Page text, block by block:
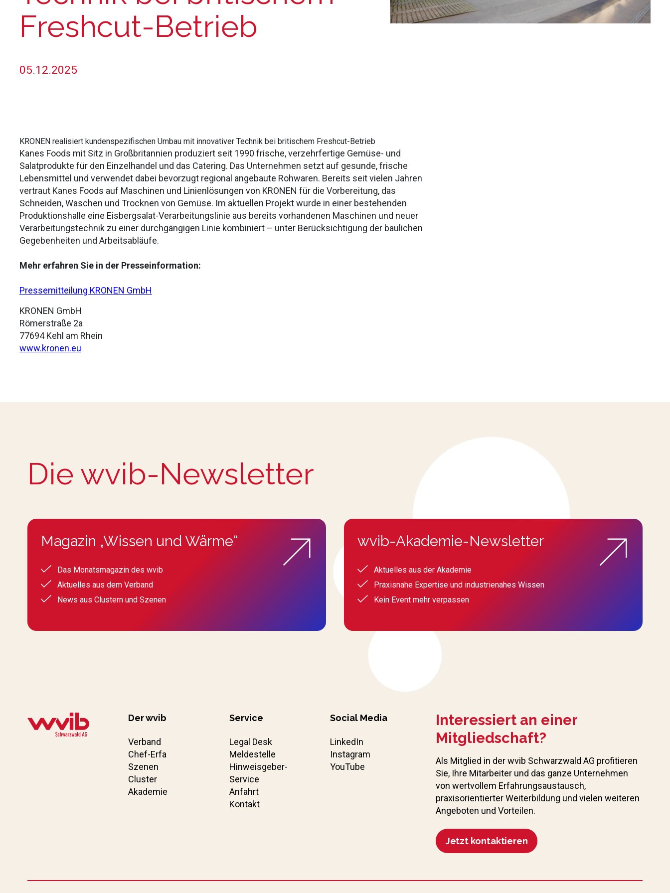
Freshcut-Betrieb
05.12.2025
KRONEN realisiert kundenspezifischen Umbau mit innovativer Technik bei britischem Freshcut-Betrieb
Kanes Foods mit Sitz in Großbritannien produziert seit 1990 frische, verzehrfertige Gemüse- und
Salatprodukte für den Einzelhandel und das Catering. Das Unternehmen setzt auf gesunde, frische
Lebensmittel und verwendet dabei bevorzugt regional angebaute Rohwaren. Bereits seit vielen Jahren
vertraut Kanes Foods auf Maschinen und Linienlösungen von KRONEN für die Vorbereitung, das
Schneiden, Waschen und Trocknen von Gemüse. Im aktuellen Projekt wurde in einer bestehenden
Produktionshalle eine Eisbergsalat-Verarbeitungslinie aus bereits vorhandenen Maschinen und neuer
Verarbeitungstechnik zu einer durchgängigen Linie kombiniert – unter Berücksichtigung der baulichen
Gegebenheiten und Arbeitsabläufe.
Mehr erfahren Sie in der Presseinformation:
Pressemitteilung KRONEN GmbH
KRONEN GmbH
Römerstraße 2a
77694 Kehl am Rhein
www.kronen.eu
Die wvib-Newsletter
Magazin „Wissen und Wärme“
Das Monatsmagazin des wvib
Aktuelles aus dem Verband
News aus Clustern und Szenen
wvib-Akademie-Newsletter
Aktuelles aus der Akademie
Praxisnahe Expertise und industrienahes Wissen
Kein Event mehr verpassen
Der wvib
Verband
Chef-Erfa
Szenen
Cluster
Akademie
Service
Legal Desk
Meldestelle
Hinweisgeber-
Service
Anfahrt
Kontakt
Social Media
LinkedIn
Instagram
YouTube
Interessiert an einer
Mitgliedschaft?
Als Mitglied in der wvib Schwarzwald AG profitieren
Sie, Ihre Mitarbeiter und das ganze Unternehmen
von wertvollem Erfahrungs­austausch,
praxisorientierter Weiterbildung und vielen weiteren
Angeboten und Vorteilen.
Jetzt kontaktieren